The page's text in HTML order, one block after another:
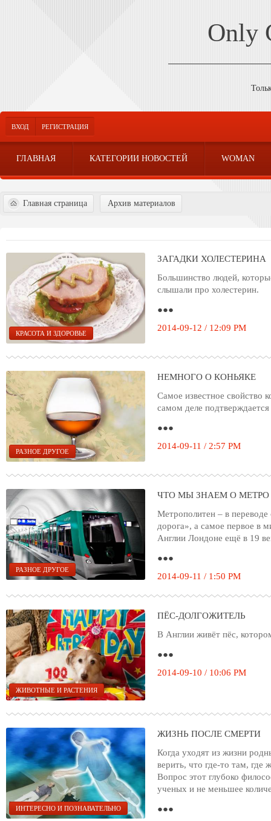
Only
ВХОД РЕГИСТРАЦИЯ
ГЛАВНАЯ КАТЕГОРИИ НОВОСТЕЙ WOMAN
Главная страница Архив материалов
КРАСОТА И ЗДОРОВЬЕ
ЗАГАДКИ ХОЛЕСТЕРИНА
Большинство людей,
слышали про холестерин.
●●●
2014-09-12 / 12:09 PM
РАЗНОЕ ДРУГОЕ
НЕМНОГО О КОНЬЯКЕ
Самое известное свойство
самом деле
●●●
2014-09-11 / 2:57 PM
РАЗНОЕ ДРУГОЕ
ЧТО МЫ ЗНАЕМ О МЕТРО
Метрополитен – в переводе
дорога», а самое первое в
Англии Лондоне ещё в 19
●●●
2014-09-11 / 1:50 PM
ЖИВОТНЫЕ И РАСТЕНИЯ
ПЁС-ДОЛГОЖИТЕЛЬ
В Англии живёт пёс,
●●●
2014-09-10 / 10:06 PM
ИНТЕРЕСНО И ПОЗНАВАТЕЛЬНО
ЖИЗНЬ ПОСЛЕ СМЕРТИ
Когда уходят из жизни
верить, что где-то там,
Вопрос этот глубоко
ученых и не меньшее
●●●